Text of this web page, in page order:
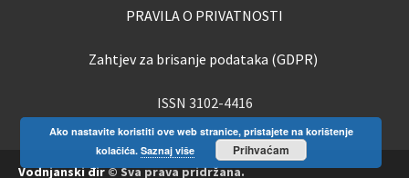
PRAVILA O PRIVATNOSTI
Zahtjev za brisanje podataka (GDPR)
ISSN 3102-4416
Vodnjanski đir© Sva prava pridržana.
Ako nastavite koristiti ove web stranice, pristajete na korištenje
kolačića. Saznaj više Prihvaćam